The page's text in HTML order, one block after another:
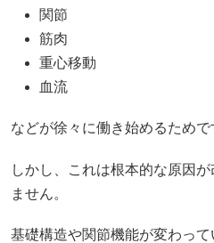
関節
筋肉
重心移動
血流
などが徐々に働き始めるためで
しかし、これは根本的な原因
ません。
基礎構造や関節機能が変わっ